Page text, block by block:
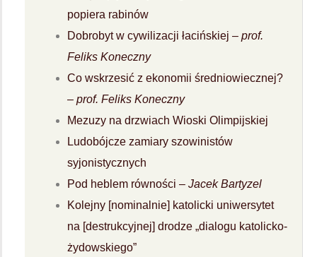
popiera rabinów
Dobrobyt w cywilizacji łacińskiej – prof.
Feliks Koneczny
Co wskrzesić z ekonomii średniowiecznej?
– prof. Feliks Koneczny
Mezuzy na drzwiach Wioski Olimpijskiej
Ludobójcze zamiary szowinistów
syjonistycznych
Pod heblem równości – Jacek Bartyzel
Kolejny [nominalnie] katolicki uniwersytet
na [destrukcyjnej] drodze „dialogu katolicko-
żydowskiego”